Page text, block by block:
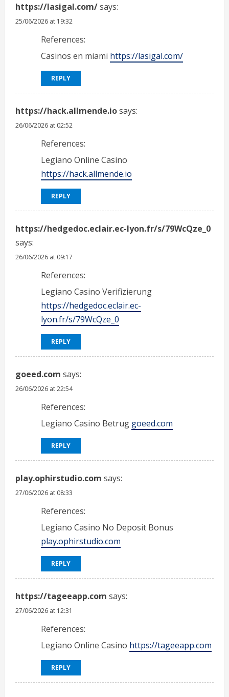
https://lasigal.com/says:
25/06/2026 at 19:32
References:
Casinos en miami https://lasigal.com/
REPLY
https://hack.allmende.iosays:
26/06/2026 at 02:52
References:
Legiano Online Casino
https://hack.allmende.io
REPLY
https://hedgedoc.eclair.ec-lyon.fr/s/79WcQze_0
says:
26/06/2026 at 09:17
References:
Legiano Casino Verifizierung
https://hedgedoc.eclair.ec-
lyon.fr/s/79WcQze_0
REPLY
goeed.com says:
26/06/2026 at 22:54
References:
Legiano Casino Betrug goeed.com
REPLY
play.ophirstudio.com says:
27/06/2026 at 08:33
References:
Legiano Casino No Deposit Bonus
play.ophirstudio.com
REPLY
https://tageeapp.com says:
27/06/2026 at 12:31
References:
Legiano Online Casino https://tageeapp.com
REPLY